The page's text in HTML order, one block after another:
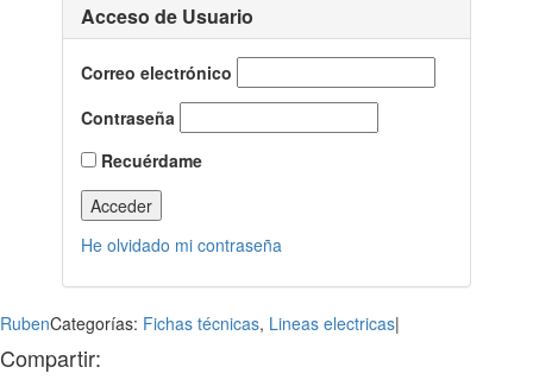
Acceso de Usuario
Correo electrónico
Contraseña
Recuérdame
He olvidado mi contraseña
RubenCategorías: Fichas técnicas, Lineas electricas|
Compartir: